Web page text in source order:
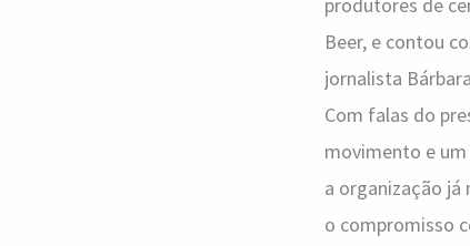
Beer, e contou
jornalista
Com falas do
movimento e
a organização
o compromisso